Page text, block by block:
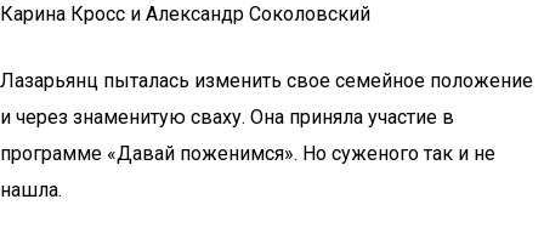
Карина Кросс и Александр Соколовский
Лазарьянц пыталась изменить свое семейное положение
и через знаменитую сваху. Она приняла участие в
программе «Давай поженимся». Но суженого так и не
нашла.